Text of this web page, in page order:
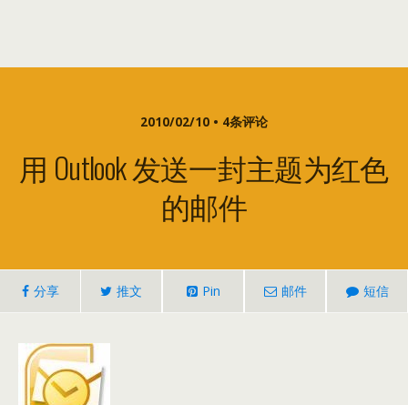
2010/02/10 • 4条评论
用 Outlook 发送一封主题为红色
的邮件
分享 推文 Pin 邮件 短信